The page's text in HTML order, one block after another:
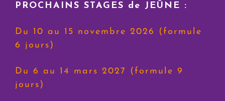
PROCHAINS STAGES de JEÛNE :
Du 10 au 15 novembre 2026 (formule
6 jours)
Du 6 au 14 mars 2027 (formule 9
jours)